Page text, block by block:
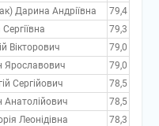
Дарина Андріївна
79,4
79,3
Вікторович
79,0
Ярославович
79,0
Сергійович
78,5
Анатолійович
78,5
Леонідівна 78,3